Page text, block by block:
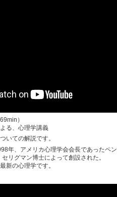
）
る、心理学講義
いての解説です。
年、アメリカ心理学会会長であったペ
リグマン博士によって創設された。
新の心理学です。